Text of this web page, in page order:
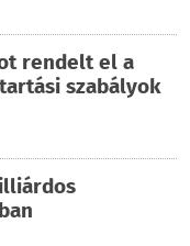
rendelt el a
szabályok